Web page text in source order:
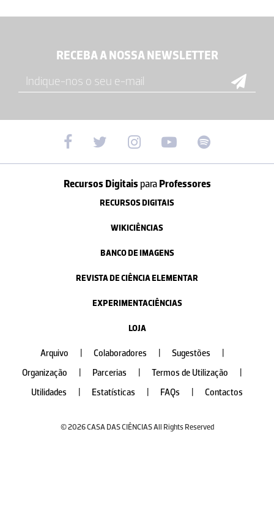
RECEBA A NOSSA NEWSLETTER
Recursos Digitais paraProfessores
RECURSOS DIGITAIS
WIKICIÊNCIAS
BANCO DE IMAGENS
REVISTA DE CIÊNCIA ELEMENTAR
EXPERIMENTACIÊNCIAS
LOJA
Arquivo Colaboradores Sugestões
Organização
Parcerias Termos de Utilização
Utilidades
Estatísticas FAQs Contactos
© 2026 CASA DAS CIÊNCIAS All Rights Reserved